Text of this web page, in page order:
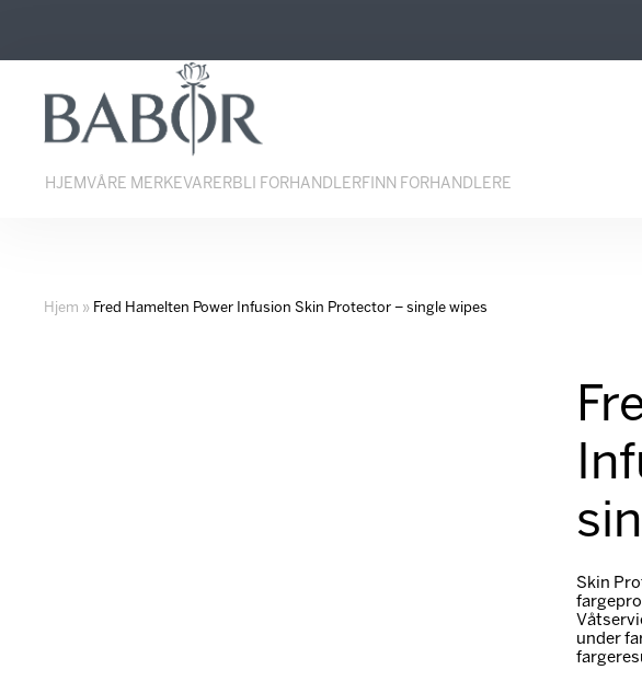
HJEM VÅRE MERKEVARERBLI FORHANDLERFINN FORHANDLERE
Hjem » Fred Hamelten Power Infusion Skin Protector – single wipes
Skin
under